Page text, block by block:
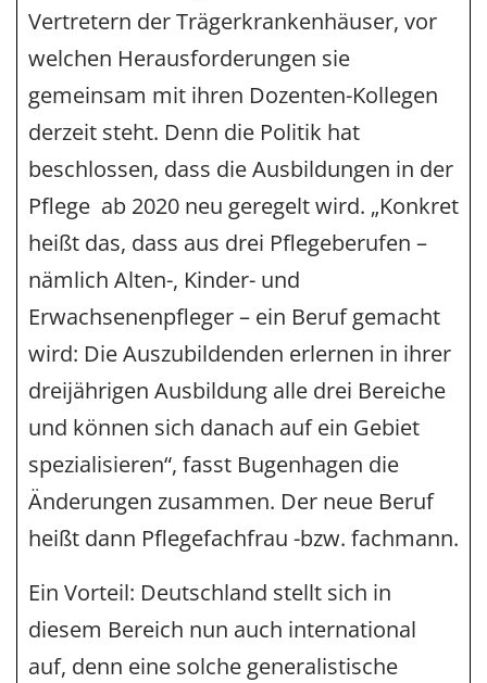
Vertretern der Trägerkrankenhäuser, vor
welchen Herausforderungen sie
gemeinsam mit ihren Dozenten-Kollegen
derzeit steht. Denn die Politik hat
beschlossen, dass die Ausbildungen in der
Pflege ab 2020 neu geregelt wird. „Konkret
heißt das, dass aus drei Pflegeberufen –
nämlich Alten-, Kinder- und
Erwachsenenpfleger – ein Beruf gemacht
wird: Die Auszubildenden erlernen in ihrer
dreijährigen Ausbildung alle drei Bereiche
und können sich danach auf ein Gebiet
spezialisieren“, fasst Bugenhagen die
Änderungen zusammen. Der neue Beruf
heißt dann Pflegefachfrau -bzw. fachmann.
Ein Vorteil: Deutschland stellt sich in
diesem Bereich nun auch international
auf, denn eine solche generalistische